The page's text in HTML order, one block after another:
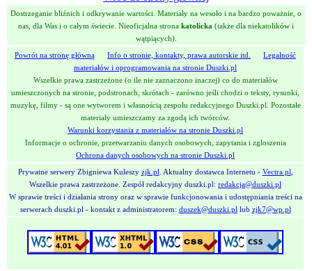
Dostrzeganie bliźnich i odkrywanie wartości. Materiały na wesoło i na bardzo poważnie, o
nas, dla Was i o całym świecie. Nieoficjalna strona katolicka (także dla niekatolików i
wątpiących).
Powrót na stronę główną
Info o stronie, kontakty, prawa autorskie itd.
Legalność
materiałów i oprogramowania na stronie Duszki.pl
Wszelkie prawa zastrzeżone (o ile nie zaznaczono inaczej) co do materiałów
umieszczonych na stronie, podstronach, skrótach - zarówno jeśli chodzi o teksty, rysunki,
muzykę, filmy - są one wytworem i własnością zespołu redakcyjnego Duszki.pl. Pozostałe
materiały umieszczamy za zgodą ich twórców.
Warunki korzystania z materiałów na stronie Duszki.pl
Informacje o ochronie, przetwarzaniu danych osobowych, zapytania i zgloszenia
Ochrona danych osobowych na stronie Duszki.pl
Prywatne serwery Zbigniewa Kuleszy zjk.pl . Aktualny dostawca Internetu - Vectra.pl
Wszelkie prawa zastrzeżone. Zespół redakcyjny duszki.pl: redakcja@duszki.pl
W sprawie treści i działania strony oraz w sprawie funkcjonowania i udostępniania treści na
serwerach duszki.pl - kontakt z administratorem: duszek@duszki.pl lub zjk7@wp.pl